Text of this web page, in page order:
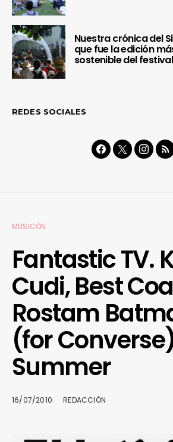
Nuestra crónica del
que fue la edición
sostenible del festival
REDES SOCIALES
MUSICÓN
Fantastic TV.
Cudi, Best
Rostam
(for
Summer
16/07/2010 REDACCIÓN